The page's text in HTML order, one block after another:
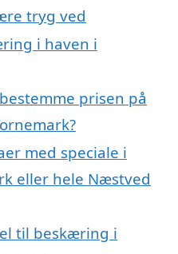
tryg ved
i haven i
prisen på
med speciale i
eller hele Næstved
til beskæring i